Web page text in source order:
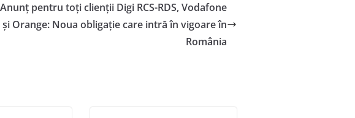
Anunț pentru toți clienții Digi RCS-RDS, Vodafone
și Orange: Noua obligație care intră în vigoare în
România